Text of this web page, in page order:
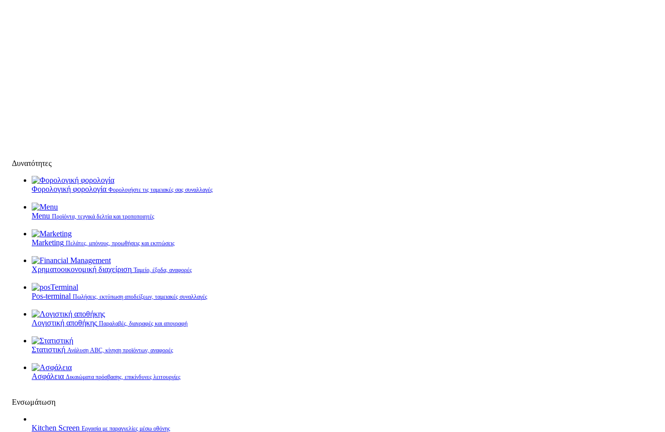
Δυνατότητες
Φορολογική φορολογία Φορολογήστε τις ταμειακές σας συναλλαγές
Menu Προϊόντα, τεχνικά δελτία και τροποποιητές
Marketing Πελάτες, μπόνους, προωθήσεις και εκπτώσεις
Χρηματοοικονομική διαχείριση Ταμείο, έξοδα, αναφορές
Pos-terminal Πωλήσεις, εκτύπωση αποδείξεων, ταμειακές συναλλαγές
Λογιστική αποθήκης Παραλαβές, διαγραφές και απογραφή
Στατιστική Ανάλυση ABC, κίνηση προϊόντων, αναφορές
Ασφάλεια Δικαιώματα πρόσβασης, επικίνδυνες λειτουργίες
Ενσωμάτωση
Kitchen Screen Εργασία με παραγγελίες μέσω οθόνης